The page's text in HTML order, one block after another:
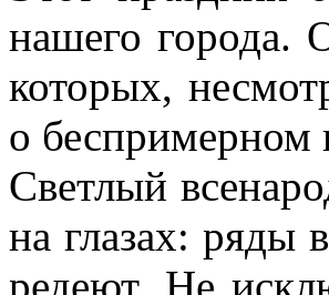
нашего города.
которых,
о беспримерном
Светлый
на глазах: ряды
редеют. Не